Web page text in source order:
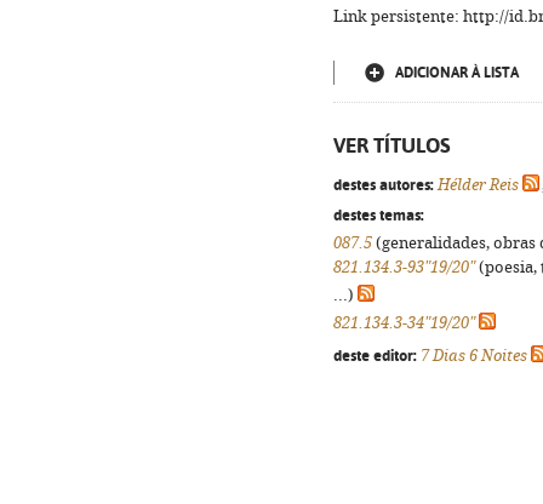
Link persistente: http://
ADICIONAR À LISTA
VER TÍTULOS
destes autores: Hélder Reis
destes temas:
087.5 (generalidades,
821.134.3-93"19/20"(poesia,
...)
821.134.3-34"19/20"
deste editor: 7 Dias 6 Noites